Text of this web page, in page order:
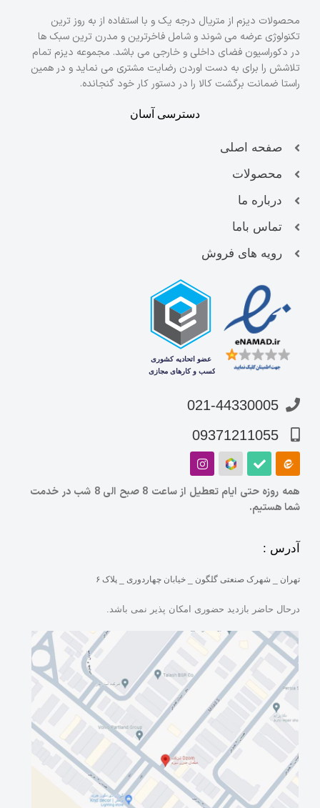
محصولات دیزم از متریال درجه یک و با استفاده از به روز ترین
تکنولوژی عرضه می شوند و شامل فاخرترین و مدرن ترین سبک ها
در دکوراسیون فضای داخلی و خارجی می باشد. مجموعه دیزم تمام
تلاشش را برای به دست اوردن رضایت مشتری می نماید و در همین
راستا ضمانت برگشت کالا را در دستور کار خود گنجانده.
دسترسی آسان
صفحه اصلی
محصولات
درباره ما
تماس باما
رویه های فروش
021-44330005
09371211055
همه روزه حتی ایام تعطیل از ساعت 8 صبح الی 8 شب در خدمت
شما هستیم.
آدرس :
تهران _ شهرک صنعتی گلگون _ خیابان چهاردوری _ پلاک ۶
درحال حاضر بازدید حضوری امکان پذیر نمی باشد.